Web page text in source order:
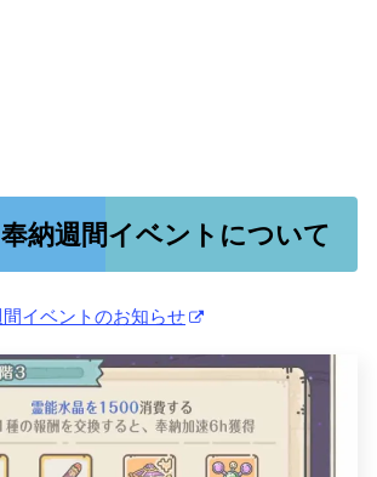
納週間イベントについて
イベントのお知らせ